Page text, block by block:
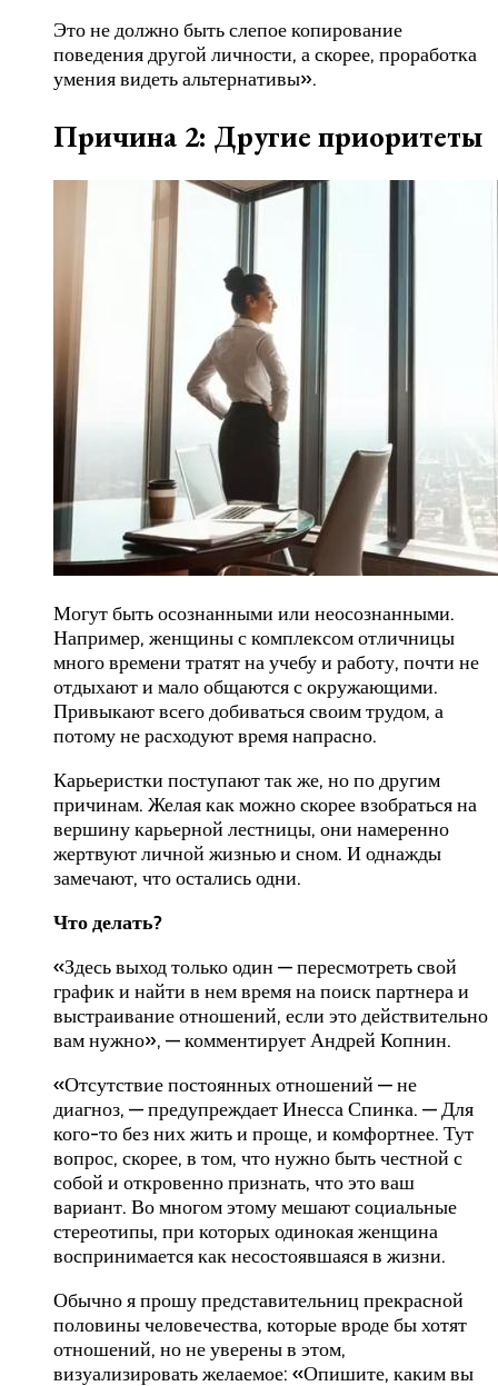
Это не должно быть слепое копирование
поведения другой личности, а скорее, проработка
умения видеть альтернативы».
Причина 2: Другие приоритеты
Могут быть осознанными или неосознанными.
Например, женщины с комплексом отличницы
много времени тратят на учебу и работу, почти не
отдыхают и мало общаются с окружающими.
Привыкают всего добиваться своим трудом, а
потому не расходуют время напрасно.
Карьеристки поступают так же, но по другим
причинам. Желая как можно скорее взобраться на
вершину карьерной лестницы, они намеренно
жертвуют личной жизнью и сном. И однажды
замечают, что остались одни.
Что делать?
«Здесь выход только один — пересмотреть свой
график и найти в нем время на поиск партнера и
выстраивание отношений, если это действительно
вам нужно», — комментирует Андрей Копнин.
«Отсутствие постоянных отношений — не
диагноз, — предупреждает Инесса Спинка. — Для
кого-то без них жить и проще, и комфортнее. Тут
вопрос, скорее, в том, что нужно быть честной с
собой и откровенно признать, что это ваш
вариант. Во многом этому мешают социальные
стереотипы, при которых одинокая женщина
воспринимается как несостоявшаяся в жизни.
Обычно я прошу представительниц прекрасной
половины человечества, которые вроде бы хотят
отношений, но не уверены в этом,
визуализировать желаемое: «Опишите, каким вы